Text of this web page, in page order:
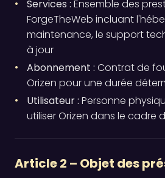
Services : Ensemble des
ForgeTheWeb incluant
maintenance, le support
à jour
Abonnement : Contrat de
Orizen pour une durée
Utilisateur : Personne
utiliser Orizen dans le cadre
Article 2 – Objet des